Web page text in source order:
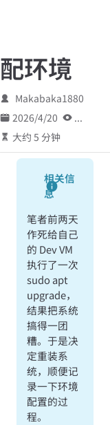
配环境
Makabaka1880
2026/4/20
...
大约 5 分钟
相关信
息
笔者前两天
作死给自己
的 Dev VM
执行了一次
sudo apt
upgrade，
结果把系统
搞得一团
糟。于是决
定重装系
统，顺便记
录一下环境
配置的过
程。